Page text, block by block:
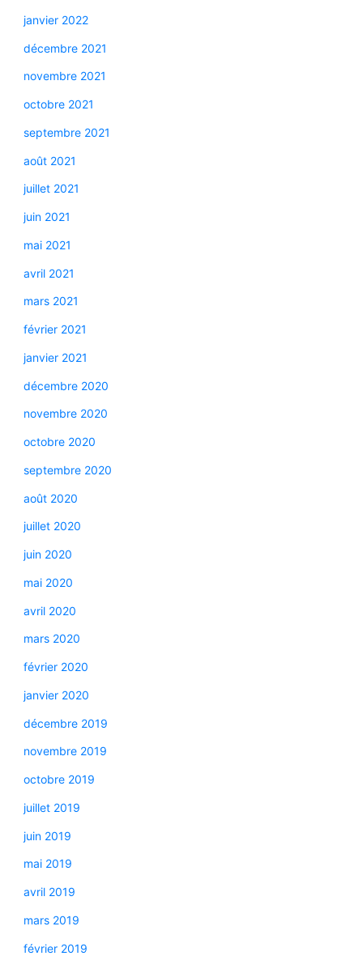
janvier 2022
décembre 2021
novembre 2021
octobre 2021
septembre 2021
août 2021
juillet 2021
juin 2021
mai 2021
avril 2021
mars 2021
février 2021
janvier 2021
décembre 2020
novembre 2020
octobre 2020
septembre 2020
août 2020
juillet 2020
juin 2020
mai 2020
avril 2020
mars 2020
février 2020
janvier 2020
décembre 2019
novembre 2019
octobre 2019
juillet 2019
juin 2019
mai 2019
avril 2019
mars 2019
février 2019